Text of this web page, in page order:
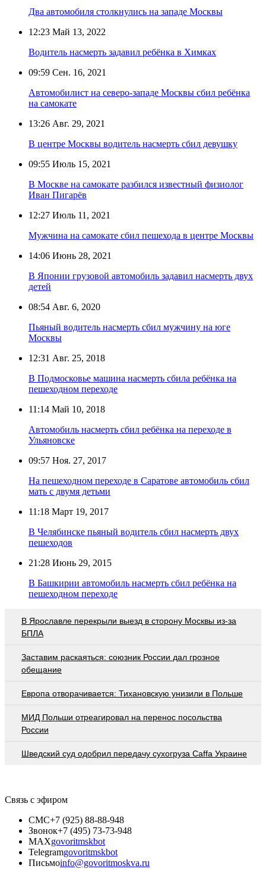
Два автомобиля столкнулись на западе Москвы
12:23 Май 13, 2022
Водитель насмерть задавил ребёнка в Химках
09:59 Сен. 16, 2021
Автомобилист на северо-западе Москвы сбил ребёнка
на самокате
13:26 Авг. 29, 2021
В центре Москвы водитель насмерть сбил девушку
09:55 Июль 15, 2021
В Москве на самокате разбился известный физиолог
Иван Пигарёв
12:27 Июль 11, 2021
Мужчина на самокате сбил пешехода в центре Москвы
14:06 Июнь 28, 2021
В Японии грузовой автомобиль задавил насмерть двух
детей
08:54 Авг. 6, 2020
Пьяный водитель насмерть сбил мужчину на юге
Москвы
12:31 Авг. 25, 2018
В Подмосковье машина насмерть сбила ребёнка на
пешеходном переходе
11:14 Май 10, 2018
Автомобиль насмерть сбил ребёнка на переходе в
Ульяновске
09:57 Ноя. 27, 2017
На пешеходном переходе в Саратове автомобиль сбил
мать с двумя детьми
11:18 Март 19, 2017
В Челябинске пьяный водитель сбил насмерть двух
пешеходов
21:28 Июнь 29, 2015
В Башкирии автомобиль насмерть сбил ребёнка на
пешеходном переходе
В Ярославле перекрыли выезд в сторону Москвы из-за
БПЛА
Заставим раскаяться: союзник России дал грозное
обещание
Европа отворачивается: Тихановскую унизили в Польше
МИД Польши отреагировал на перенос посольства
России
Шведский суд одобрил передачу сухогруза Caffa Украине
Связь с эфиром
СМС+7 (925) 88-88-948
Звонок+7 (495) 73-73-948
MAXgovoritmskbot
Telegramgovoritmskbot
Письмоinfo@govoritmoskva.ru